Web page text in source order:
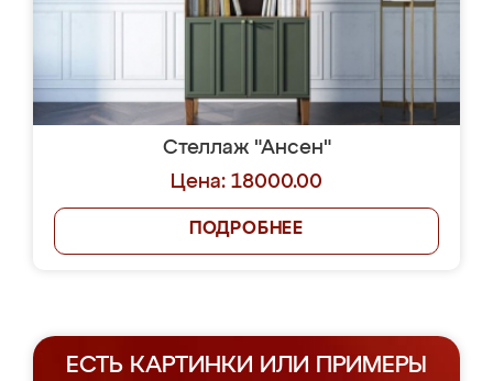
Стеллаж "Ансен"
Цена: 18000.00
ПОДРОБНЕЕ
ЕСТЬ КАРТИНКИ ИЛИ ПРИМЕРЫ